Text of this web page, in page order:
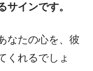
インです。
なたの心を、彼
くれるでしょ